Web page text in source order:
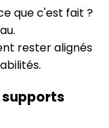
que c'est fait ?
rester alignés
supports